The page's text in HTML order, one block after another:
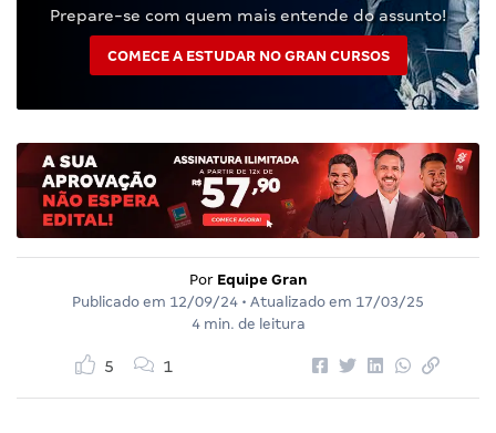
Prepare-se com quem mais entende do assunto!
COMECE A ESTUDAR NO GRAN CURSOS
Por Equipe Gran
Publicado em 12/09/24 • Atualizado em 17/03/25
4 min. de leitura
5 1